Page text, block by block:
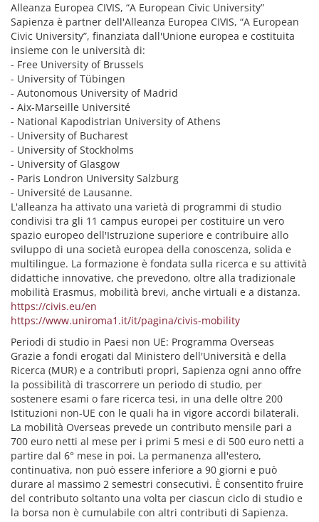
Alleanza Europea CIVIS, “A European Civic University”
Sapienza è partner dell'Alleanza Europea CIVIS, “A European
Civic University”, finanziata dall'Unione europea e costituita
insieme con le università di:
- Free University of Brussels
- University of Tübingen
- Autonomous University of Madrid
- Aix-Marseille Université
- National Kapodistrian University of Athens
- University of Bucharest
- University of Stockholms
- University of Glasgow
- Paris Londron University Salzburg
- Université de Lausanne.
L'alleanza ha attivato una varietà di programmi di studio
condivisi tra gli 11 campus europei per costituire un vero
spazio europeo dell'Istruzione superiore e contribuire allo
sviluppo di una società europea della conoscenza, solida e
multilingue. La formazione è fondata sulla ricerca e su attività
didattiche innovative, che prevedono, oltre alla tradizionale
mobilità Erasmus, mobilità brevi, anche virtuali e a distanza.
https://civis.eu/en
https://www.uniroma1.it/it/pagina/civis-mobility
Periodi di studio in Paesi non UE: Programma Overseas
Grazie a fondi erogati dal Ministero dell'Università e della
Ricerca (MUR) e a contributi propri, Sapienza ogni anno offre
la possibilità di trascorrere un periodo di studio, per
sostenere esami o fare ricerca tesi, in una delle oltre 200
Istituzioni non-UE con le quali ha in vigore accordi bilaterali.
La mobilità Overseas prevede un contributo mensile pari a
700 euro netti al mese per i primi 5 mesi e di 500 euro netti a
partire dal 6° mese in poi. La permanenza all'estero,
continuativa, non può essere inferiore a 90 giorni e può
durare al massimo 2 semestri consecutivi. È consentito fruire
del contributo soltanto una volta per ciascun ciclo di studio e
la borsa non è cumulabile con altri contributi di Sapienza.